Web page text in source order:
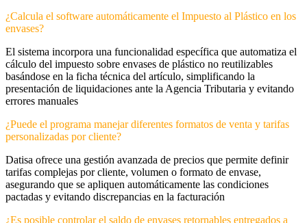
¿Calcula el software automáticamente el Impuesto al Plástico en los
envases?
El sistema incorpora una funcionalidad específica que automatiza el
cálculo del impuesto sobre envases de plástico no reutilizables
basándose en la ficha técnica del artículo, simplificando la
presentación de liquidaciones ante la Agencia Tributaria y evitando
errores manuales
¿Puede el programa manejar diferentes formatos de venta y tarifas
personalizadas por cliente?
Datisa ofrece una gestión avanzada de precios que permite definir
tarifas complejas por cliente, volumen o formato de envase,
asegurando que se apliquen automáticamente las condiciones
pactadas y evitando discrepancias en la facturación
¿Es posible controlar el saldo de envases retornables entregados a